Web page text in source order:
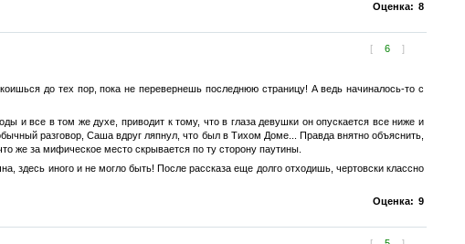
Оценка: 8
[ 6 ]
до тех пор, пока не перевернешь последнюю страницу! А ведь начиналось-то с
и все в том же духе, приводит к тому, что в глаза девушки он опускается все ниже и
разговор, Саша вдруг ляпнул, что был в Тихом Доме... Правда внятно объяснить,
же за мифическое место скрывается по ту сторону паутины.
здесь иного и не могло быть! После рассказа еще долго отходишь, чертовски классно
Оценка: 9